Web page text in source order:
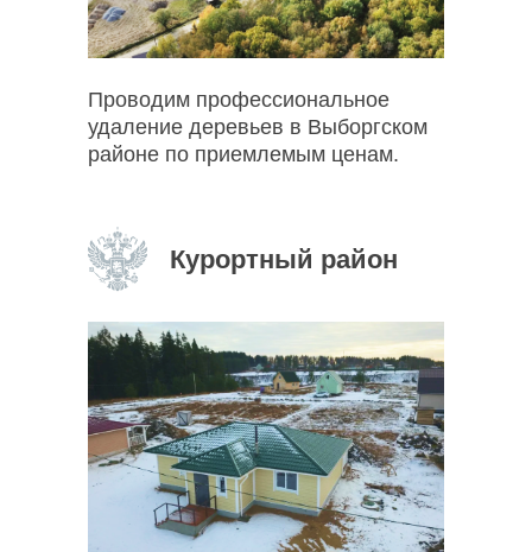
Проводим профессиональное
удаление деревьев в Выборгском
районе по приемлемым ценам.
Курортный район